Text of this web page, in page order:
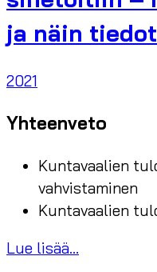
ja näin
2021
Yhteenveto
Kuntavaalien
vahvistaminen
Kuntavaalien
Lue lisää...